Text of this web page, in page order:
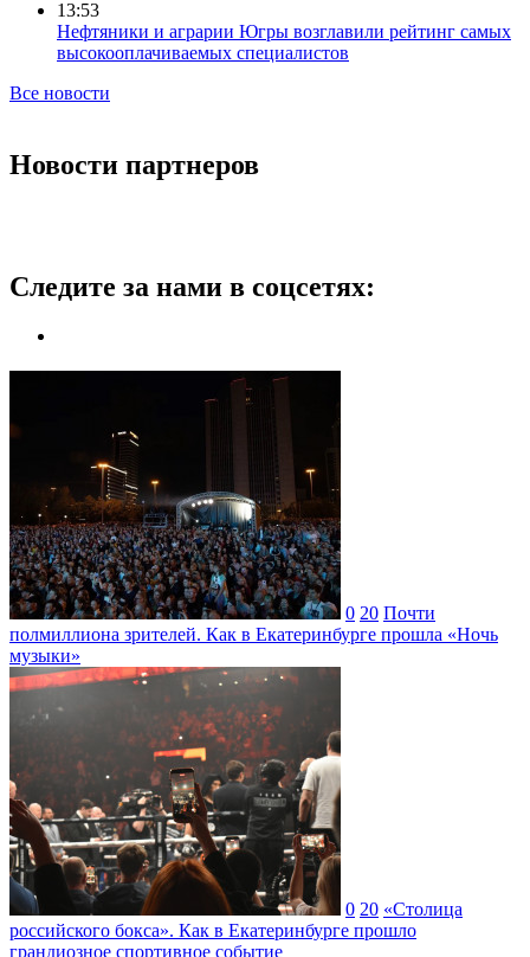
13:53
Нефтяники и аграрии Югры возглавили рейтинг самых
высокооплачиваемых специалистов
Все новости
Новости партнеров
Следите за нами в соцсетях:
0 20 Почти
полмиллиона зрителей. Как в Екатеринбурге прошла «Ночь
музыки»
0 20 «Столица
российского бокса». Как в Екатеринбурге прошло
грандиозное спортивное событие